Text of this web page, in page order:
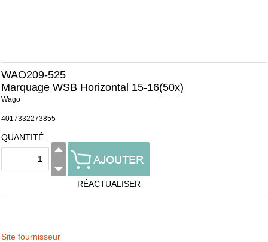
WAO209-525
Marquage WSB Horizontal 15-16(50x)
Wago
4017332273855
QUANTITÉ
RÉACTUALISER
Site fournisseur